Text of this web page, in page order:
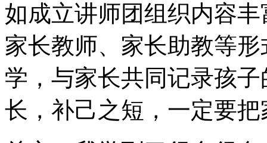
如成立讲师团组织内容
家长教师、家长助教等
学，与家长共同记录孩
长，补己之短，一定要